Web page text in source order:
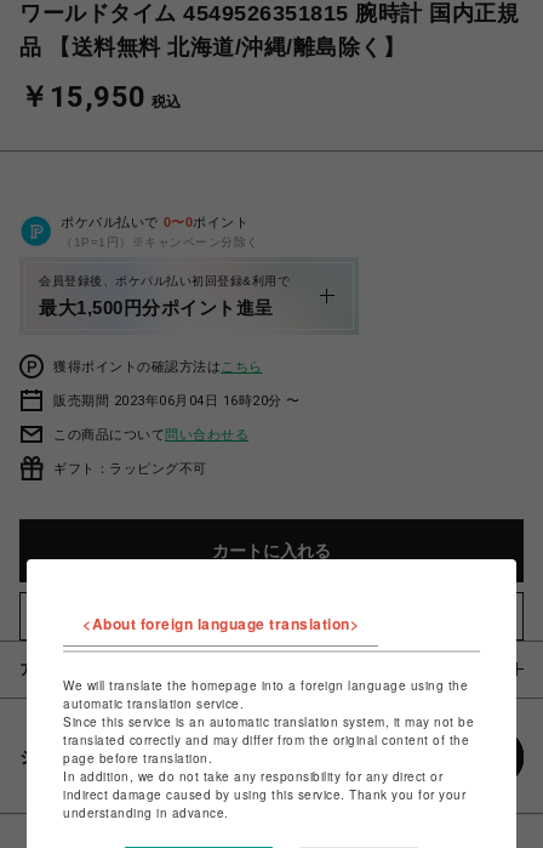
ワールドタイム 4549526351815 腕時計 国内正規
品 【送料無料 北海道/沖縄/離島除く】
￥15,950 税込
ポケパル払いで 0〜0ポイント
（1P=1円）※キャンペーン分除く
会員登録後、ポケパル払い初回登録&利用で
最大1,500円分ポイント進呈
獲得ポイントの確認方法は こちら
販売期間 2023年06月04日 16時20分 〜
この商品について問い合わせる
ギフト：ラッピング不可
カートに入れる
お気に入りアイテムに追加
アイテム説明 / 素材
シェアする
<About foreign language translation>
We will translate the homepage into a foreign language using the
automatic translation service.
Since this service is an automatic translation system, it may not be
translated correctly and may differ from the original content of the
page before translation.
In addition, we do not take any responsibility for any direct or
indirect damage caused by using this service. Thank you for your
understanding in advance.